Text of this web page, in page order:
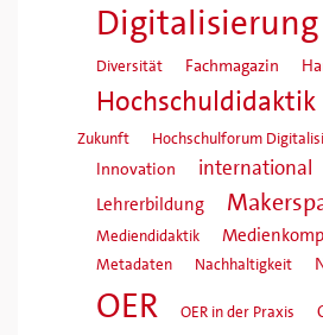
Digitalisierung
Diversität Fachmagazin
Hochschuldidaktik
Zukunft
Hochschulforum
Innovation international
Lehrerbildung
Mediendidaktik
Metadaten Nachhaltigkeit
OER OER in der Praxis